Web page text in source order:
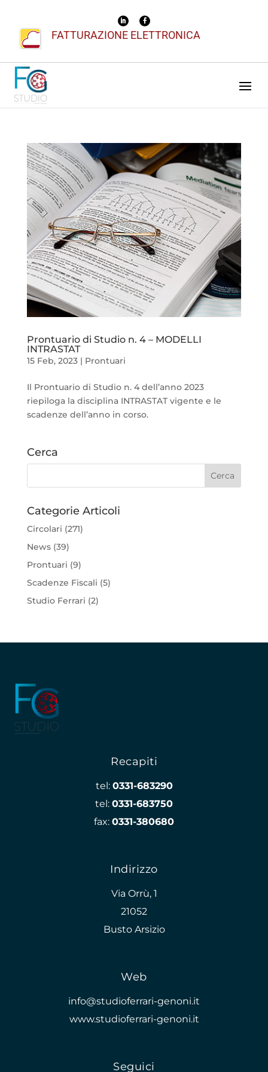
FATTURAZIONE ELETTRONICA
Prontuario di Studio n. 4 – MODELLI
INTRASTAT
15 Feb, 2023| Prontuari
Il Prontuario di Studio n. 4 dell’anno 2023
riepiloga la disciplina INTRASTAT vigente e le
scadenze dell’anno in corso.
Cerca
Categorie Articoli
Circolari (271)
News(39)
Prontuari (9)
Scadenze Fiscali (5)
Studio Ferrari (2)
Recapiti
tel: 0331-683290
tel: 0331-683750
fax: 0331-380680
Indirizzo
Via Orrù, 1
21052
Busto Arsizio
Web
info@studioferrari-genoni.it
www.studioferrari-genoni.it
Seguici